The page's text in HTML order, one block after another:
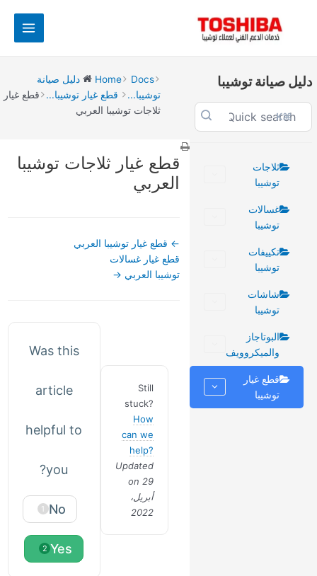
Main
Menu
دليل صيانة توشيبا
⌘K
ثلاجات
توشيبا
غسالات
توشيبا
تكييفات
توشيبا
شاشات
توشيبا
البوتاجاز
والميكروويف
قطع غيار
توشيبا
Home Docs
دليل صيانة
توشيبا...
قطع غيار توشيبا...
قطع غيار
ثلاجات توشيبا العربي
قطع غيار ثلاجات توشيبا
العربي
Doc
navigation
← قطع غيار توشيبا العربي
قطع غيار غسالات
توشيبا العربي →
Still
stuck?
How
can we
help?
Updated
on 29
أبريل،
2022
Was this
article
helpful to
you?
No
1
Yes
2